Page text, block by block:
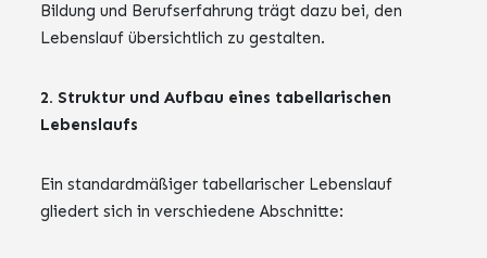
Bildung und Berufserfahrung trägt dazu bei, den
Lebenslauf übersichtlich zu gestalten.
2. Struktur und Aufbau eines tabellarischen
Lebenslaufs
Ein standardmäßiger tabellarischer Lebenslauf
gliedert sich in verschiedene Abschnitte: